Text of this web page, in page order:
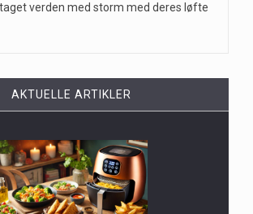
verden med storm med deres løfte
AKTUELLE ARTIKLER